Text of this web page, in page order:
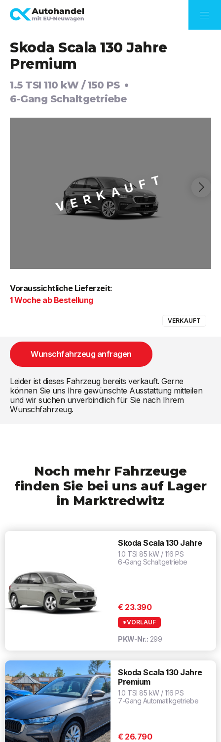
Skoda Scala 130 Jahre
Premium
1.5 TSI 110 kW / 150 PS
6-Gang Schaltgetriebe
VERKAUFT
Voraussichtliche Lieferzeit:
1 Woche ab Bestellung
VERKAUFT
Wunschfahrzeug anfragen
Leider ist dieses Fahrzeug bereits verkauft. Gerne
können Sie uns Ihre gewünschte Ausstattung mitteilen
und wir suchen unverbindlich für Sie nach Ihrem
Wunschfahrzeug.
Noch mehr Fahrzeuge
finden Sie bei uns auf Lager
in Marktredwitz
Skoda Scala 130 Jahre
1.0 TSI 85 kW / 116 PS
6-Gang Schaltgetriebe
€ 23.390
*VORLAUF
PKW-Nr.: 299
Skoda Scala 130 Jahre
Premium
1.0 TSI 85 kW / 116 PS
7-Gang Automatikgetriebe
€ 26.790